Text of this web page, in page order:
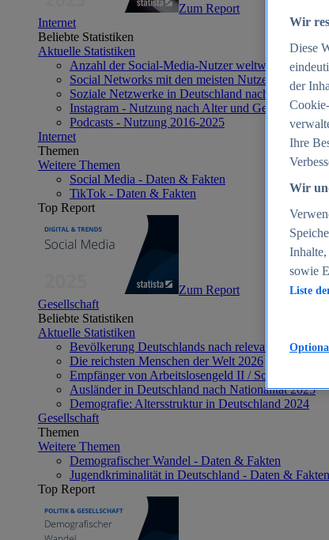
Zum Report
Internet
Beliebte Statistiken
Aktuelle Statistiken
Anzahl der Social-Media-Nutzer weltweit 2012-
Social Networks mit den meisten Nutzern weltweit
Soziale Netzwerke in Deutschland nach
Instagram - Nutzung nach Alter und Geschlecht in
Podcasts - Nutzung 2016-2025
Internet
Themen
Weitere Themen
Social Media - Daten & Fakten
TikTok - Daten & Fakten
Top Report
Zum Report
Gesellschaft
Beliebte Statistiken
Aktuelle Statistiken
Bevölkerung Deutschlands nach relevanten
Die reichsten Menschen der Welt 2026
Empfänger von Arbeitslosengeld II / Sozialgeld /
Ausländer in Deutschland nach Nationalität 2025
Demografie: Altersstruktur in Deutschland 2024
Gesellschaft
Themen
Weitere Themen
Demografischer Wandel - Daten & Fakten
Jugendkriminalität in Deutschland - Daten & Fakten
Top Report
Wir
Diese
der
Ihre
Wir
sowie
Liste